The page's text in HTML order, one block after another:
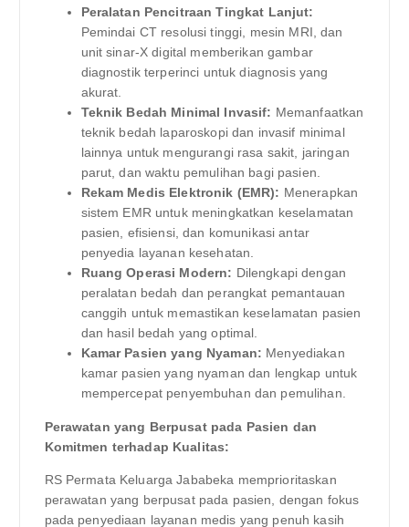
Peralatan Pencitraan Tingkat Lanjut:
Pemindai CT resolusi tinggi, mesin MRI, dan
unit sinar-X digital memberikan gambar
diagnostik terperinci untuk diagnosis yang
akurat.
Teknik Bedah Minimal Invasif: Memanfaatkan
teknik bedah laparoskopi dan invasif minimal
lainnya untuk mengurangi rasa sakit, jaringan
parut, dan waktu pemulihan bagi pasien.
Rekam Medis Elektronik (EMR): Menerapkan
sistem EMR untuk meningkatkan keselamatan
pasien, efisiensi, dan komunikasi antar
penyedia layanan kesehatan.
Ruang Operasi Modern: Dilengkapi dengan
peralatan bedah dan perangkat pemantauan
canggih untuk memastikan keselamatan pasien
dan hasil bedah yang optimal.
Kamar Pasien yang Nyaman: Menyediakan
kamar pasien yang nyaman dan lengkap untuk
mempercepat penyembuhan dan pemulihan.
Perawatan yang Berpusat pada Pasien dan
Komitmen terhadap Kualitas:
RS Permata Keluarga Jababeka memprioritaskan
perawatan yang berpusat pada pasien, dengan fokus
pada penyediaan layanan medis yang penuh kasih